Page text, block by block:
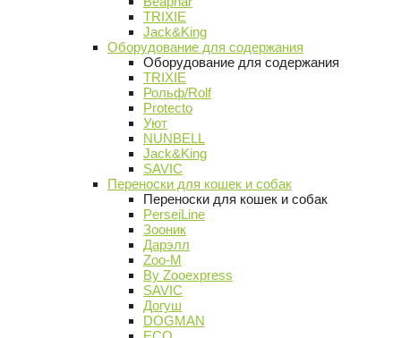
TRIXIE
Jack&King
Оборудование для содержания
Оборудование для содержания
TRIXIE
Рольф/Rolf
Protecto
Уют
NUNBELL
Jack&King
SAVIC
Переноски для кошек и собак
Переноски для кошек и собак
PerseiLine
Зооник
Дарэлл
Zoo-M
By Zooexpress
SAVIC
Догуш
DOGMAN